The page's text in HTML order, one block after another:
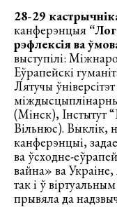
28-29
канферэнцыя
рэфлексія ва
выступілі:
Еўрапейскі
Лятучы
(Мінск), Інстытут
Вільнюс). Выклік,
канферэнцыі,
ва ўсходне-
вайна» ва
так і ў
прывяла да